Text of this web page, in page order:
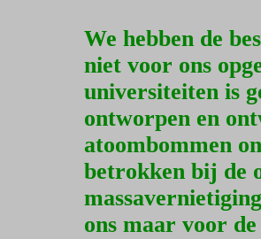
We hebben de
niet voor ons
universiteiten is
ontworpen en
atoombommen
betrokken bij de
ons maar voor